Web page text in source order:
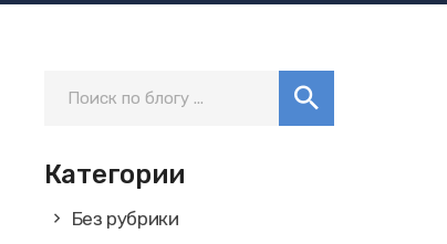
Категории
Без рубрики